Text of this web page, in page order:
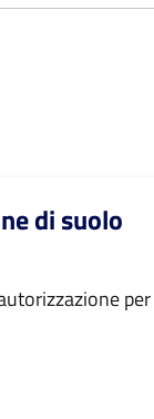
di suolo